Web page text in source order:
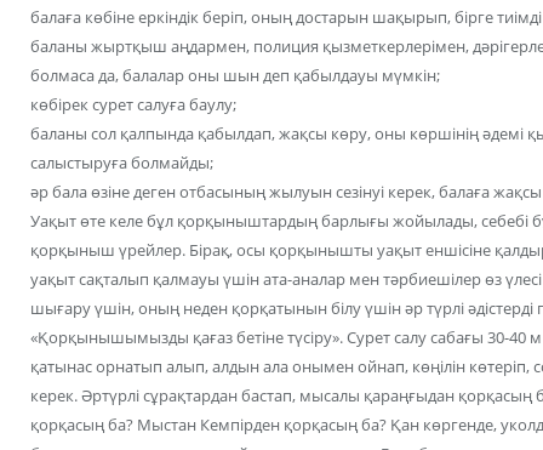
балаға көбіне еркіндік беріп, оның достарын шақырып, бірге
баланы жыртқыш аңдармен, полиция қызметкерлерімен,
болмаса да, балалар оны шын деп қабылдауы мүмкін;
көбірек сурет салуға баулу;
баланы сол қалпында қабылдап, жақсы көру, оны көршінің әдемі
салыстыруға болмайды;
әр бала өзіне деген отбасының жылуын сезінуі керек, балаға жақсы
Уақыт өте келе бұл қорқыныштардың барлығы жойылады, себебі
қорқыныш үрейлер. Бірақ, осы қорқынышты уақыт еншісіне
уақыт сақталып қалмауы үшін ата-аналар мен тәрбиешілер өз
шығару үшін, оның неден қорқатынын білу үшін әр түрлі
«Қорқынышымызды қағаз бетіне түсіру». Сурет салу сабағы 30-
қатынас орнатып алып, алдын ала онымен ойнап, көңілін
керек. Әртүрлі сұрақтардан бастап, мысалы қараңғыдан
қорқасың ба? Мыстан Кемпірден қорқасың ба? Қан көргенде,